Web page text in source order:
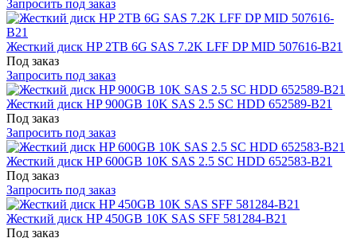
Запросить под заказ
Жесткий диск HP 2TB 6G SAS 7.2K LFF DP MID 507616-B21
Под заказ
Запросить под заказ
Жесткий диск HP 900GB 10K SAS 2.5 SC HDD 652589-B21
Под заказ
Запросить под заказ
Жесткий диск HP 600GB 10K SAS 2.5 SC HDD 652583-B21
Под заказ
Запросить под заказ
Жесткий диск HP 450GB 10K SAS SFF 581284-B21
Под заказ